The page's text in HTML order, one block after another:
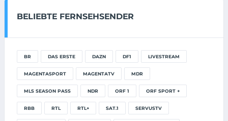
BELIEBTE FERNSEHSENDER
BR DAS ERSTE DAZN DF1 LIVESTREAM
MAGENTASPORT MAGENTATV MDR
MLS SEASON PASS NDR ORF 1 ORF SPORT +
RBB RTL RTL+ SAT.1 SERVUSTV